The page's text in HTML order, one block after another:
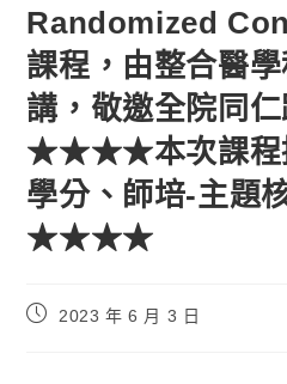
Randomized
課程，由整合醫
講，敬邀全院同仁
★★★★本次課程
學分、師培-主題
★★★★
2023 年 6 月 3 日